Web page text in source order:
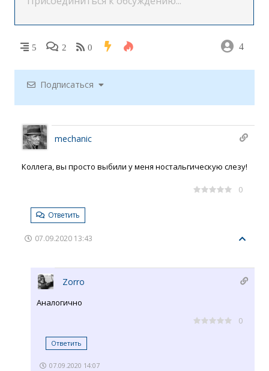
5 2 0 4
Подписаться
mechanic
Коллега, вы просто выбили у меня ностальгическую слезу!
0
Ответить
07.09.2020 13:43
Zorro
Аналогично
0
Ответить
07.09.2020 14:07